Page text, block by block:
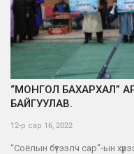
“МОНГОЛ БАХАРХАЛ”
БАЙГУУЛАВ.
12-р сар 16, 2022
“Соёлын бүтээлч сар”-ын